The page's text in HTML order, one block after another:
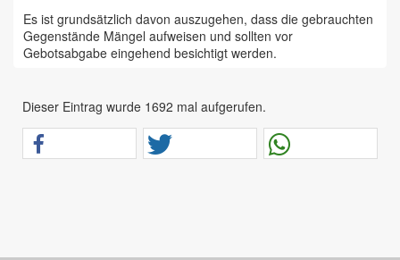
Es ist grundsätzlich davon auszugehen, dass die gebrauchten
Gegenstände Mängel aufweisen und sollten vor
Gebotsabgabe eingehend besichtigt werden.
dass sämtliche zum Verkauf stehende Artikel ungeprüft sind.
Bei allen zum Verkauf stehenden Fahrzeugen und Maschinen
ist davon auszugehen, dass diese bereits einen nicht
unerheblichen Vorschaden erlitten haben.
Dieser Eintrag wurde 1692 mal aufgerufen.